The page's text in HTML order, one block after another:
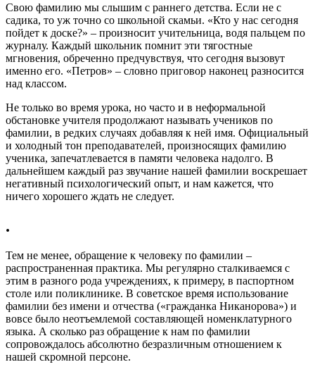
Свою фамилию мы слышим с раннего детства. Если не с
садика, то уж точно со школьной скамьи. «Кто у нас сегодня
пойдет к доске?» – произносит учительница, водя пальцем по
журналу. Каждый школьник помнит эти тягостные
мгновения, обреченно предчувствуя, что сегодня вызовут
именно его. «Петров» – словно приговор наконец разносится
над классом.
Не только во время урока, но часто и в неформальной
обстановке учителя продолжают называть учеников по
фамилии, в редких случаях добавляя к ней имя. Официальный
и холодный тон преподавателей, произносящих фамилию
ученика, запечатлевается в памяти человека надолго. В
дальнейшем каждый раз звучание нашей фамилии воскрешает
негативный психологический опыт, и нам кажется, что
ничего хорошего ждать не следует.
.
Тем не менее, обращение к человеку по фамилии –
распространенная практика. Мы регулярно сталкиваемся с
этим в разного рода учреждениях, к примеру, в паспортном
столе или поликлинике. В советское время использование
фамилии без имени и отчества («гражданка Никанорова») и
вовсе было неотъемлемой составляющей номенклатурного
языка. А сколько раз обращение к нам по фамилии
сопровождалось абсолютно безразличным отношением к
нашей скромной персоне.